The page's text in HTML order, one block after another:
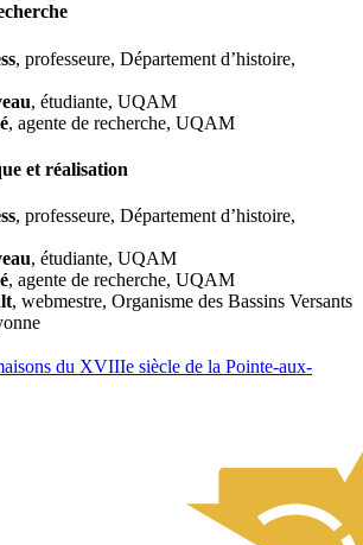
, professeure, Département d’histoire,
, étudiante, UQAM
, agente de recherche, UQAM
et réalisation
, professeure, Département d’histoire,
, étudiante, UQAM
, agente de recherche, UQAM
, webmestre, Organisme des Bassins Versants
du XVIIIe siècle de la Pointe-aux-